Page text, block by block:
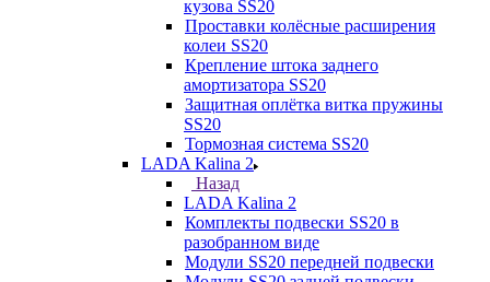
кузова SS20
Проставки колёсные расширения
колеи SS20
Крепление штока заднего
амортизатора SS20
Защитная оплётка витка пружины
SS20
Тормозная система SS20
LADA Kalina 2
Назад
LADA Kalina 2
Комплекты подвески SS20 в
разобранном виде
Модули SS20 передней подвески